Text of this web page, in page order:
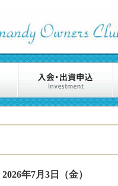
2026年7月3日（金）